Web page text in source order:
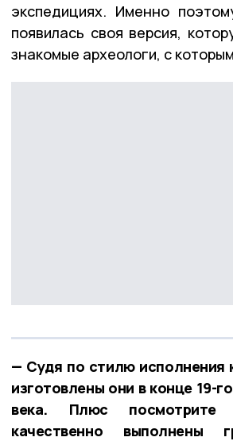
экспедициях. Именно
появилась своя версия,
знакомые археологи, с
— Судя по стилю исполнения
изготовлены они в конце 19-
века. Плюс посмотрите
качественно выполнены